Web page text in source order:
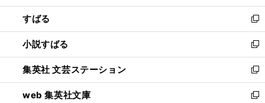
開
く
ウ
で
開
く
ン
ド
ウ
で
開
く
すばる
新
し
い
ウ
ィ
ン
ド
小説すばる
新
し
い
ウ
ィ
集英社 文芸ステーション
新
し
い
web 集英社文庫
新